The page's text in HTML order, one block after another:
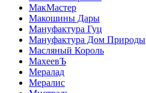
МакМастер
Макошины Дары
Мануфактура Гуц
Мануфактура Дом Природы
Масляный Король
МахеевЪ
Мералад
Мералис